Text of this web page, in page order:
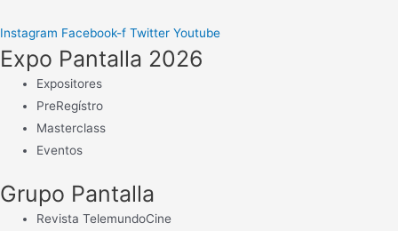
Instagram Facebook-f Twitter Youtube
Expo Pantalla 2026
Expositores
PreRegístro
Masterclass
Eventos
Grupo Pantalla
Revista TelemundoCine